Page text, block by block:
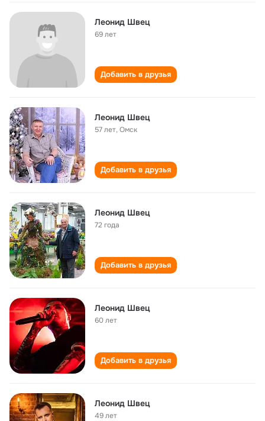
Леонид Швец
69 лет
Добавить в друзья
Леонид Швец
57 лет,Омск
Добавить в друзья
Леонид Швец
72 года
Добавить в друзья
Леонид Швец
60 лет
Добавить в друзья
Леонид Швец
49 лет